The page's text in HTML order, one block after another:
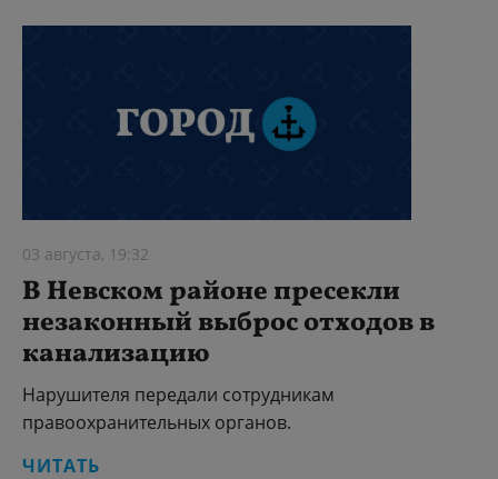
03 августа, 19:32
В Невском районе пресекли
незаконный выброс отходов в
канализацию
Нарушителя передали сотрудникам
правоохранительных органов.
ЧИТАТЬ